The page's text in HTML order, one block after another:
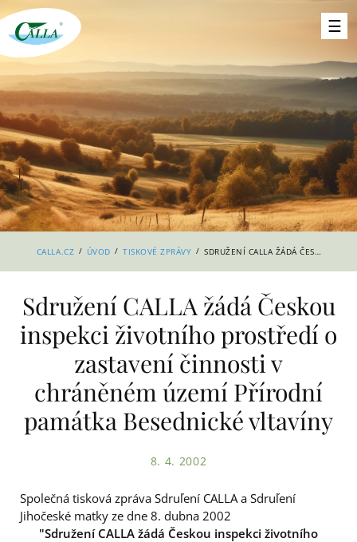
CALLA.CZ / ÚVOD / TISKOVÉ ZPRÁVY / SDRUŽENÍ CALLA ŽÁDÁ ČESKOU INSPEKCI ŽIVOTNÍHO PROSTŘEDÍ O ZASTAVENÍ ČINNOSTI V CHRÁNĚNÉM ÚZEMÍ PŘÍRODNÍ PAMÁTKA BESEDNICKÉ VLTAVÍNY
Sdružení CALLA žádá Českou
inspekci životního prostředí o
zastavení činnosti v
chráněném území Přírodní
památka Besednické vltavíny
8. 4. 2002
Společná tisková zpráva Sdruľení CALLA a Sdruľení
Jihočeské matky ze dne 8. dubna 2002
"Sdružení CALLA žádá Českou inspekci životního